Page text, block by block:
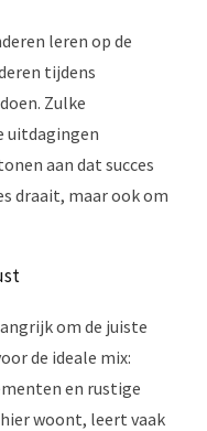
leren op de
tijdens
Zulke
uitdagingen
aan dat succes
draait, maar ook om
om de juiste
de ideale mix:
en rustige
woont, leert vaak